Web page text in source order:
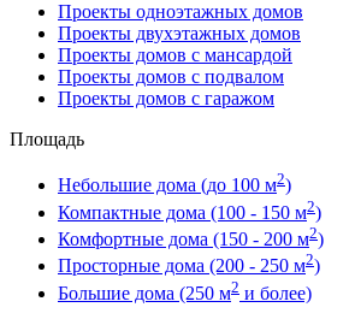
Проекты одноэтажных домов
Проекты двухэтажных домов
Проекты домов с мансардой
Проекты домов с подвалом
Проекты домов с гаражом
Площадь
Небольшие дома (до 100 м2)
Компактные дома (100 - 150 м2)
Комфортные дома (150 - 200 м2)
Просторные дома (200 - 250 м2)
Большие дома (250 м2 и более)